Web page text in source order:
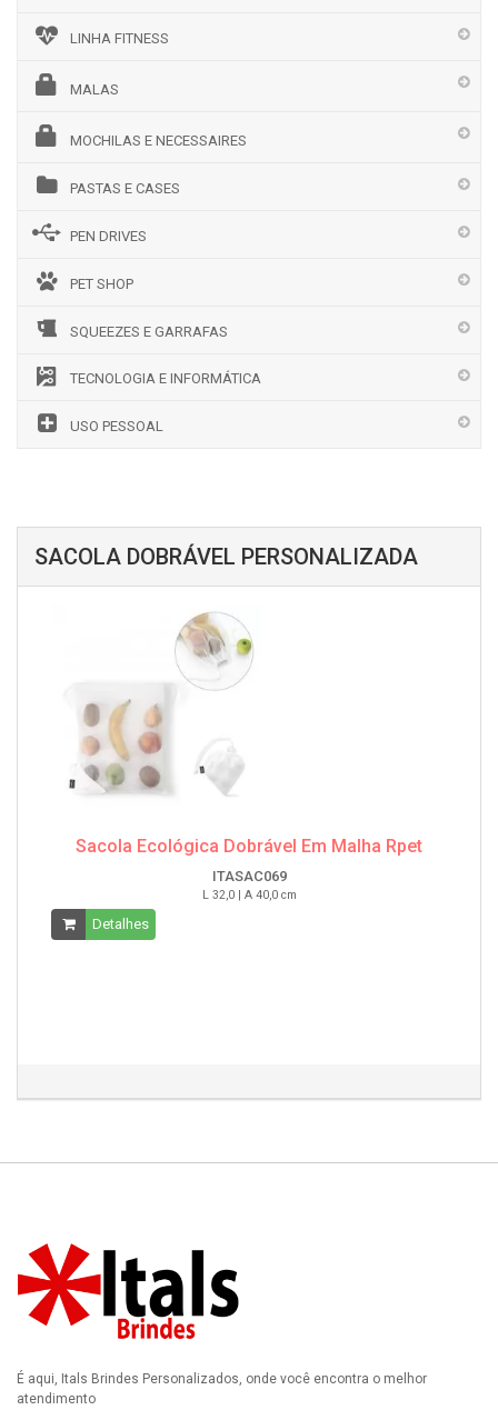
LINHA FITNESS
MALAS
MOCHILAS E NECESSAIRES
PASTAS E CASES
PEN DRIVES
PET SHOP
SQUEEZES E GARRAFAS
TECNOLOGIA E INFORMÁTICA
USO PESSOAL
SACOLA DOBRÁVEL PERSONALIZADA
Sacola Ecológica Dobrável Em Malha Rpet
ITASAC069
L 32,0 | A 40,0 cm
Detalhes
É aqui, Itals Brindes Personalizados, onde você encontra o melhor
atendimento